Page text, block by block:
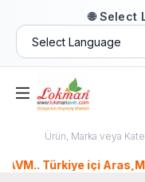
🌐 Select
Türkiye içi